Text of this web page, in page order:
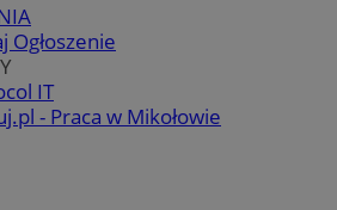
Ogłoszenie
IT
- Praca w Mikołowie